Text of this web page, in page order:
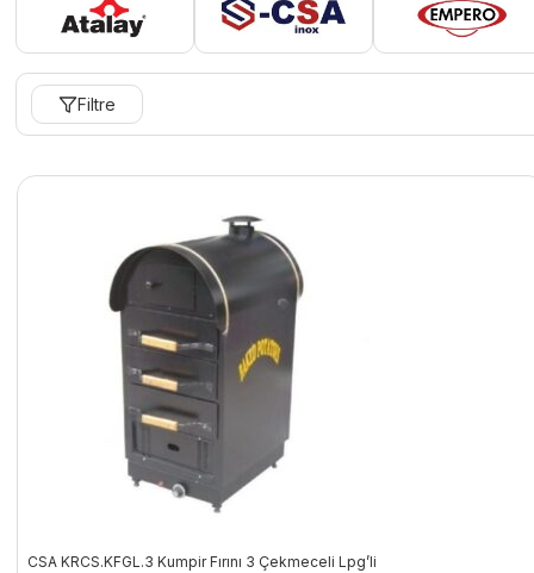
Filtre
CSA KRCS.KFGL.3 Kumpir Fırını 3 Çekmeceli Lpg’li